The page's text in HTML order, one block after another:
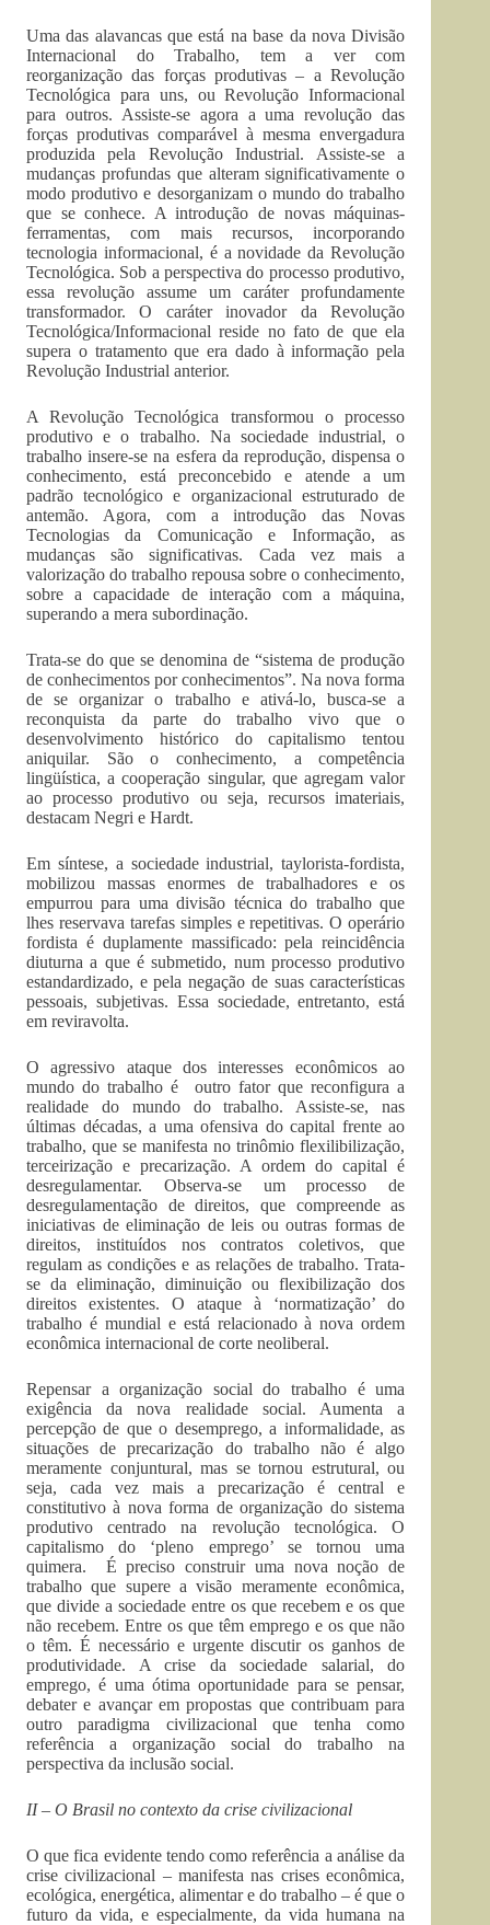
Uma das alavancas que está na base da nova Divisão
Internacional do Trabalho, tem a ver com
reorganização das forças produtivas – a Revolução
Tecnológica para uns, ou Revolução Informacional
para outros. Assiste-se agora a uma revolução das
forças produtivas comparável à mesma envergadura
produzida pela Revolução Industrial. Assiste-se a
mudanças profundas que alteram significativamente o
modo produtivo e desorganizam o mundo do trabalho
que se conhece. A introdução de novas máquinas-
ferramentas, com mais recursos, incorporando
tecnologia informacional, é a novidade da Revolução
Tecnológica. Sob a perspectiva do processo produtivo,
essa revolução assume um caráter profundamente
transformador. O caráter inovador da Revolução
Tecnológica/Informacional reside no fato de que ela
supera o tratamento que era dado à informação pela
Revolução Industrial anterior.
A Revolução Tecnológica transformou o processo
produtivo e o trabalho. Na sociedade industrial, o
trabalho insere-se na esfera da reprodução, dispensa o
conhecimento, está preconcebido e atende a um
padrão tecnológico e organizacional estruturado de
antemão. Agora, com a introdução das Novas
Tecnologias da Comunicação e Informação, as
mudanças são significativas. Cada vez mais a
valorização do trabalho repousa sobre o conhecimento,
sobre a capacidade de interação com a máquina,
superando a mera subordinação.
Trata-se do que se denomina de “sistema de produção
de conhecimentos por conhecimentos”. Na nova forma
de se organizar o trabalho e ativá-lo, busca-se a
reconquista da parte do trabalho vivo que o
desenvolvimento histórico do capitalismo tentou
aniquilar. São o conhecimento, a competência
lingüística, a cooperação singular, que agregam valor
ao processo produtivo ou seja, recursos imateriais,
destacam Negri e Hardt.
Em síntese, a sociedade industrial, taylorista-fordista,
mobilizou massas enormes de trabalhadores e os
empurrou para uma divisão técnica do trabalho que
lhes reservava tarefas simples e repetitivas. O operário
fordista é duplamente massificado: pela reincidência
diuturna a que é submetido, num processo produtivo
estandardizado, e pela negação de suas características
pessoais, subjetivas. Essa sociedade, entretanto, está
em reviravolta.
O agressivo ataque dos interesses econômicos ao
mundo do trabalho é outro fator que reconfigura a
realidade do mundo do trabalho. Assiste-se, nas
últimas décadas, a uma ofensiva do capital frente ao
trabalho, que se manifesta no trinômio flexilibilização,
terceirização e precarização. A ordem do capital é
desregulamentar. Observa-se um processo de
desregulamentação de direitos, que compreende as
iniciativas de eliminação de leis ou outras formas de
direitos, instituídos nos contratos coletivos, que
regulam as condições e as relações de trabalho. Trata-
se da eliminação, diminuição ou flexibilização dos
direitos existentes. O ataque à ‘normatização’ do
trabalho é mundial e está relacionado à nova ordem
econômica internacional de corte neoliberal.
Repensar a organização social do trabalho é uma
exigência da nova realidade social. Aumenta a
percepção de que o desemprego, a informalidade, as
situações de precarização do trabalho não é algo
meramente conjuntural, mas se tornou estrutural, ou
seja, cada vez mais a precarização é central e
constitutivo à nova forma de organização do sistema
produtivo centrado na revolução tecnológica. O
capitalismo do ‘pleno emprego’ se tornou uma
quimera. É preciso construir uma nova noção de
trabalho que supere a visão meramente econômica,
que divide a sociedade entre os que recebem e os que
não recebem. Entre os que têm emprego e os que não
o têm. É necessário e urgente discutir os ganhos de
produtividade. A crise da sociedade salarial, do
emprego, é uma ótima oportunidade para se pensar,
debater e avançar em propostas que contribuam para
outro paradigma civilizacional que tenha como
referência a organização social do trabalho na
perspectiva da inclusão social.
II – O Brasil no contexto da crise civilizacional
O que fica evidente tendo como referência a análise da
crise civilizacional – manifesta nas crises econômica,
ecológica, energética, alimentar e do trabalho – é que o
futuro da vida, e especialmente, da vida humana na